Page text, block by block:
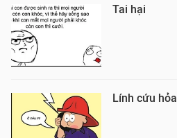
Tai hại
Lính cứu hỏa